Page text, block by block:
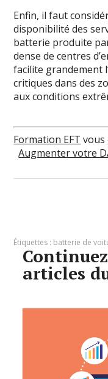
Enfin, il faut
disponibilité des
batterie produite
dense de centres
facilite grandement
critiques dans des
aux conditions
Formation EFT vous
Augmenter votre
Étiquettes : batterie de
articles